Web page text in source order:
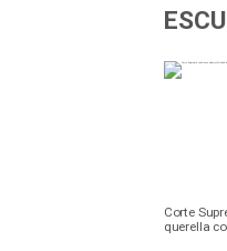
Corte
querella